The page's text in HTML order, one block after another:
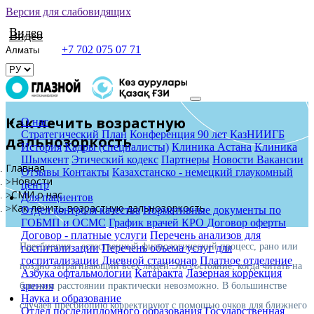
Версия для слабовидящих
Видео
Видео
+7 702 075 07 71
О нас
Стратегический План Конференция 90 лет КазНИИГБ
История Кадры (специалисты) Клиника Астана Клиника
Шымкент Этический кодекс Партнеры Новости Вакансии
Отзывы Контакты Казахстанско - немецкий глаукомный
центр
Для пациентов
Отдел контроля качества Нормативные документы по
ГОБМП и ОСМС График врачей КРО Договор оферты
Договор - платные услуги Перечень анализов для
госпитализации Перечень объема услуг для
госпитализации Дневной стационар Платное отделение
Азбука офтальмологии Катаракта Лазерная коррекция
зрения
Наука и образование
Отдел последипломного образованияГосударственная
Как лечить возрастную
дальнозоркость
Главная
Новости
СМИ о нас
Как лечить возрастную дальнозоркость
Пресбиопия – естественный физиологический процесс, рано или
поздно затрагивающий всех людей.Это состояние, когда читать на
близком расстоянии практически невозможно. В большинстве
случаев пресбиопию корректируют с помощью очков для ближнего